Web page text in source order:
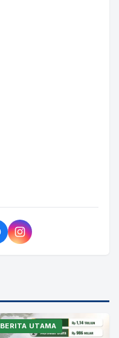
BERITA UTAMA